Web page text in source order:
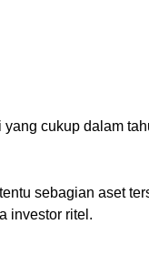
cukup dalam
sebagian aset
investor ritel.